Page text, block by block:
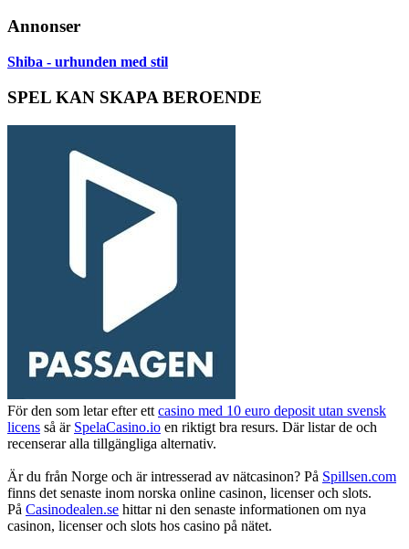
Annonser
Shiba - urhunden med stil
SPEL KAN SKAPA BEROENDE
För den som letar efter ett casino med 10 euro deposit utan svensk
licens så är SpelaCasino.io en riktigt bra resurs. Där listar de och
recenserar alla tillgängliga alternativ.
Är du från Norge och är intresserad av nätcasinon? På Spillsen.com
finns det senaste inom norska online casinon, licenser och slots.
På Casinodealen.se hittar ni den senaste informationen om nya
casinon, licenser och slots hos casino på nätet.